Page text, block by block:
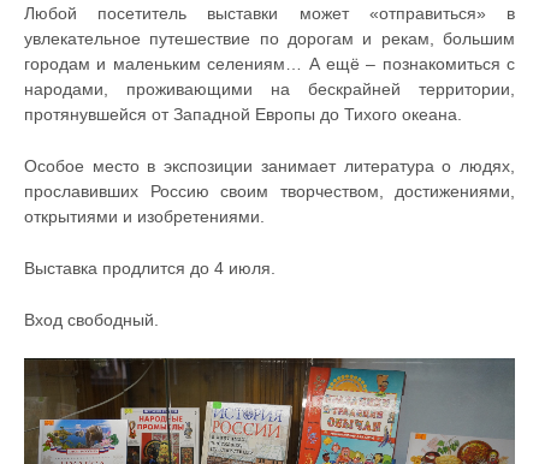
Любой посетитель выставки может «отправиться» в
увлекательное путешествие по дорогам и рекам, большим
городам и маленьким селениям… А ещё – познакомиться с
народами, проживающими на бескрайней территории,
протянувшейся от Западной Европы до Тихого океана.
Особое место в экспозиции занимает литература о людях,
прославивших Россию своим творчеством, достижениями,
открытиями и изобретениями.
Выставка продлится до 4 июля.
Вход свободный.